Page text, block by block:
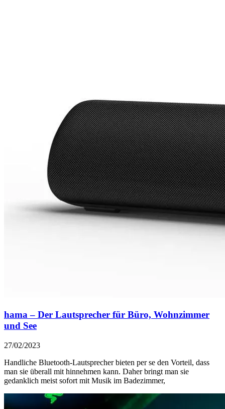
hama – Der Lautsprecher für Büro, Wohnzimmer
und See
27/02/2023
Handliche Bluetooth-Lautsprecher bieten per se den Vorteil, dass
man sie überall mit hinnehmen kann. Daher bringt man sie
gedanklich meist sofort mit Musik im Badezimmer,